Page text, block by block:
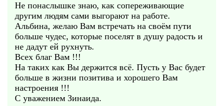
Не понаслышке знаю, как сопереживающие
другим людям сами выгорают на работе.
Альбина, желаю Вам встречать на своём пути
больше чудес, которые поселят в душу радость и
не дадут ей рухнуть.
Всех благ Вам !!!
На таких как Вы держится всё. Пусть у Вас будет
больше в жизни позитива и хорошего Вам
настроения !!!
С уважением Зинаида.